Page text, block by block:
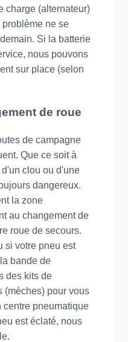
charge (alternateur)
ne se
Si la batterie
nous pouvons
sur place (selon
de roue
de campagne
Que ce soit à
clou ou d'une
dangereux.
la zone
au changement de
roue de secours.
si votre pneu est
bande de
des kits de
(mèches) pour vous
centre pneumatique
est éclaté, nous